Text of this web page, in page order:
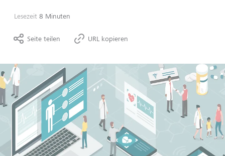
Lesezeit 8 Minuten
Seite teilen URL kopieren